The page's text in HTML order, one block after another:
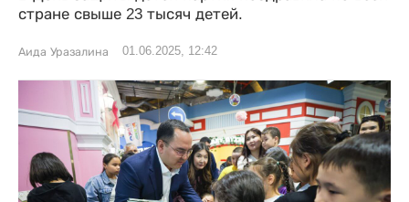
стране свыше 23 тысяч детей.
Аида Уразалина 01.06.2025, 12:42